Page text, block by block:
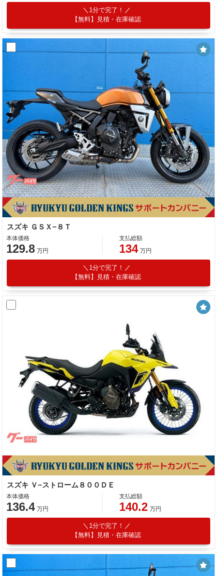
1分で完了！
【無料】見積・在庫確認
スズキ ＧＳＸ−８Ｔ
本体価格
129.8 万円
支払総額
134 万円
1分で完了！
【無料】見積・在庫確認
スズキ Ｖ−ストローム８００ＤＥ
本体価格
136.4 万円
支払総額
140.2 万円
1分で完了！
【無料】見積・在庫確認